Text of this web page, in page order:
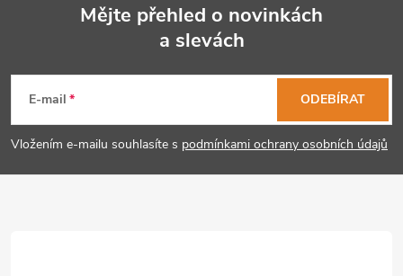
p
a
Mějte přehled o novinkách
a slevách
E-mail
Vložením e-mailu souhlasíte s podmínkami ochrany osobních údajů
ODEBÍRAT